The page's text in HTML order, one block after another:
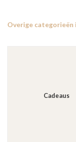
Overige
Cadeaus